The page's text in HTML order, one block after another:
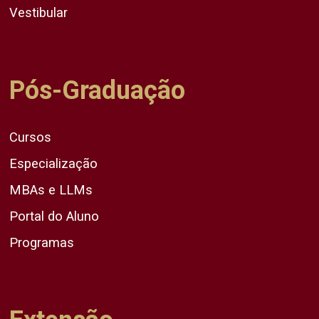
Vestibular
Pós-Graduação
Cursos
Especialização
MBAs e LLMs
Portal do Aluno
Programas